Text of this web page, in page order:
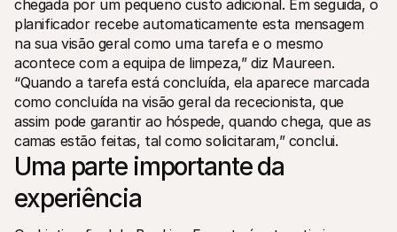
chegada por um pequeno custo adicional. Em seguida, o
planificador recebe automaticamente esta mensagem
na sua visão geral como uma tarefa e o mesmo
acontece com a equipa de limpeza,” diz Maureen.
“Quando a tarefa está concluída, ela aparece marcada
como concluída na visão geral da rececionista, que
assim pode garantir ao hóspede, quando chega, que as
camas estão feitas, tal como solicitaram,” conclui.
Uma parte importante da
experiência